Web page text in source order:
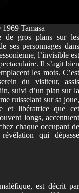
Tamasa
de gros plans sur les
ses personnages dans
l’invisible est
Il s’agit bien
les mots. C’est
du visiteur, assis
suivi d’un plan sur la
ruisselant sur sa joue,
et libératrice que cet
longs, accentuent
chaque occupant de
qui dépasse
est décrit par